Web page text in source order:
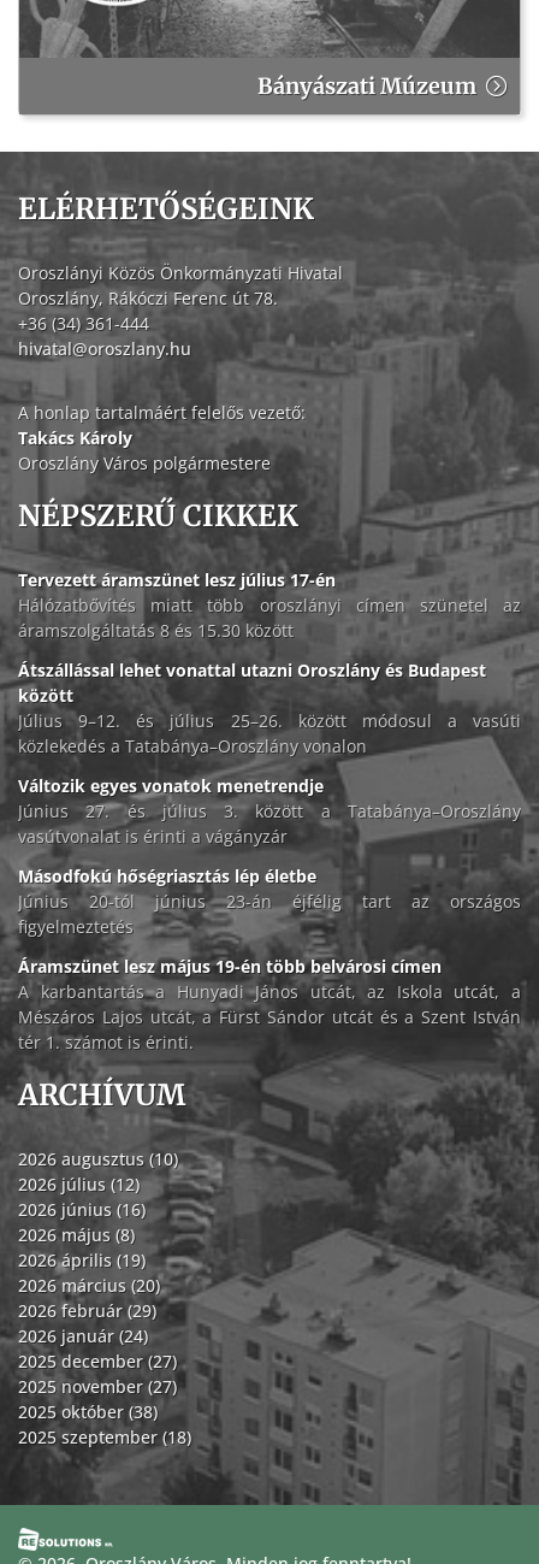
Bányászati Múzeum
ELÉRHETŐSÉGEINK
Oroszlányi Közös Önkormányzati Hivatal
Oroszlány, Rákóczi Ferenc út 78.
+36 (34) 361-444
hivatal@oroszlany.hu
A honlap tartalmáért felelős vezető:
Takács Károly
Oroszlány Város polgármestere
NÉPSZERŰ CIKKEK
Tervezett áramszünet lesz július 17-én
Hálózatbővítés miatt több oroszlányi címen szünetel az
áramszolgáltatás 8 és 15.30 között
Átszállással lehet vonattal utazni Oroszlány és Budapest
között
Július 9–12. és július 25–26. között módosul a vasúti
közlekedés a Tatabánya–Oroszlány vonalon
Változik egyes vonatok menetrendje
Június 27. és július 3. között a Tatabánya–Oroszlány
vasútvonalat is érinti a vágányzár
Másodfokú hőségriasztás lép életbe
Június 20-tól június 23-án éjfélig tart az országos
figyelmeztetés
Áramszünet lesz május 19-én több belvárosi címen
A karbantartás a Hunyadi János utcát, az Iskola utcát, a
Mészáros Lajos utcát, a Fürst Sándor utcát és a Szent István
tér 1. számot is érinti.
ARCHÍVUM
2026 augusztus (10)
2026 július (12)
2026 június (16)
2026 május (8)
2026 április (19)
2026 március (20)
2026 február (29)
2026 január (24)
2025 december (27)
2025 november (27)
2025 október (38)
2025 szeptember (18)